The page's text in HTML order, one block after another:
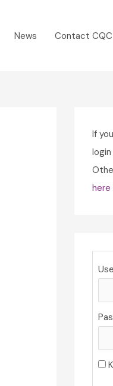
News Contact CQC
If
login
here